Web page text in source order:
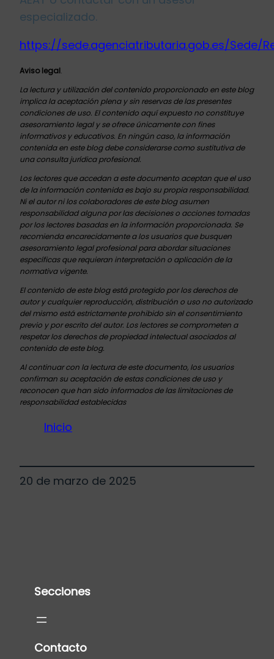
especializado.
https://sede.agenciatributaria.gob.es/Sede/
Aviso legal.
La lectura y utilización del contenido proporcionado en este blog
implica la aceptación plena y sin reservas de las presentes
condiciones de uso. El contenido aquí expuesto no constituye
asesoramiento legal y se ofrece únicamente con fines
informativos y educativos. En ningún caso, la información
contenida en este blog debe considerarse como sustitutiva de
una consulta jurídica profesional.
Los lectores que accedan a este documento aceptan que el uso
de la información contenida es bajo su propia responsabilidad.
Ni el autor ni los colaboradores de este blog asumen
responsabilidad alguna por las decisiones o acciones tomadas
por los lectores basadas en la información proporcionada. Se
recomienda encarecidamente a los usuarios que busquen
asesoramiento legal profesional para abordar situaciones
específicas que requieran interpretación o aplicación de la
normativa vigente.
El contenido de este blog está protegido por los derechos de
autor y cualquier reproducción, distribución o uso no autorizado
del mismo está estrictamente prohibido sin el consentimiento
previo y por escrito del autor. Los lectores se comprometen a
respetar los derechos de propiedad intelectual asociados al
contenido de este blog.
Al continuar con la lectura de este documento, los usuarios
confirman su aceptación de estas condiciones de uso y
reconocen que han sido informados de las limitaciones de
responsabilidad establecidas
Inicio
20 de marzo de 2025
Secciones
Contacto